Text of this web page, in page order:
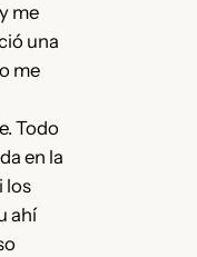
me
una
me
Todo
en la
los
ahí